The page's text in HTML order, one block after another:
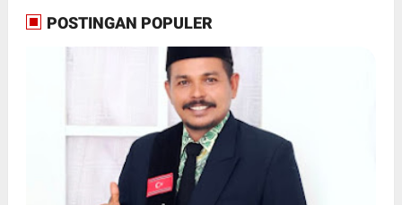
POSTINGAN POPULER